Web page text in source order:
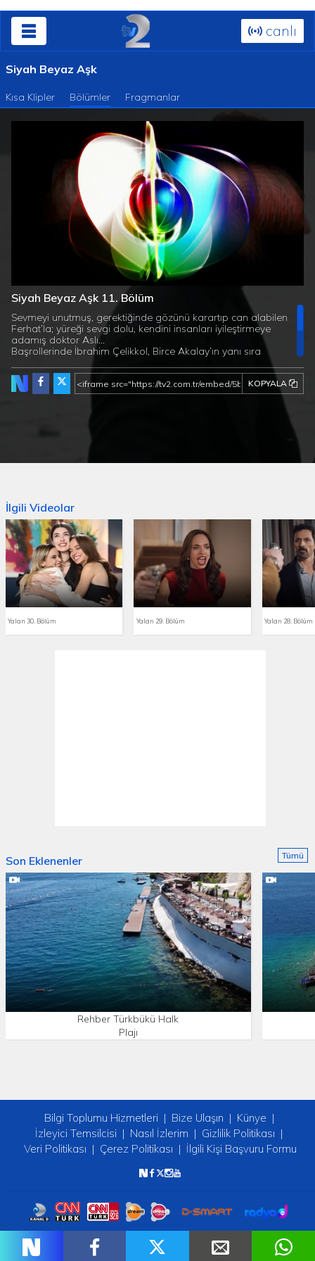
canlı
Siyah Beyaz Aşk
Kısa Klipler Bölümler Fragmanlar
Toplam
Süre
Yüklendi:
0%
Yükleniyor:
0%
Siyah Beyaz Aşk 11. Bölüm
Sevmeyi unutmuş, gerektiğinde gözünü karartıp can alabilen
Ferhat’la; yüreği sevgi dolu, kendini insanları iyileştirmeye
adamış doktor Aslı...
Başrollerinde İbrahim Çelikkol, Birce Akalay’ın yanı sıra
Muhammet Uzuner ve Arzu Gamze Kılınç’ın yer aldığı dizinin
yönetmenliğini Yasin Uslu üstlenirken, senaryosunu ise Eylem
Canpolat ve Sema Ergenekon kaleme alıyor.
KOPYALA
İlgili Videolar
Yalan 30. Bölüm Yalan 29. Bölüm Yalan 28. Bölüm
Son Eklenenler
Rehber Türkbükü Halk
Plajı
Tümü
Bilgi Toplumu Hizmetleri Bize Ulaşın
Künye
İzleyici Temsilcisi
Nasıl İzlerim
Gizlilik Politikası
Veri Politikası
Çerez Politikası İlgili Kişi Başvuru Formu